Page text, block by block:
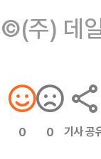
©(주) 데
0 0 기사 공